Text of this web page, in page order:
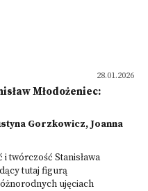
28.01.2026
Młodożeniec:
Gorzkowicz, Joanna
twórczość Stanisława
tutaj figurą
ujęciach